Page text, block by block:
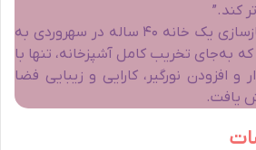
کند.”
این جمله را وقتی در بازسازی یک خانه ۴۰ ساله در سهروردی به
به‌جای تخریب کامل آشپزخانه، تنها با
و افزودن نورگیر، کارایی و زیبایی فضا
یافت.